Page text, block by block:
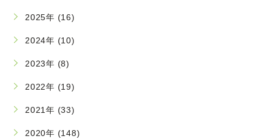
2025年 (16)
2024年 (10)
2023年 (8)
2022年 (19)
2021年 (33)
2020年 (148)